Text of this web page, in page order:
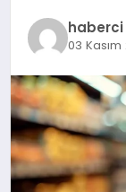
YAŞAM haberci
03